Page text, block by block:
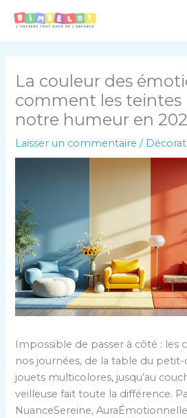
La couleur des
comment les
notre humeur en
Laisser un commentaire /
Impossible de passer à côté : les
nos journées, de la table du petit-
jouets multicolores, jusqu’au
veilleuse fait toute la différence.
NuanceSereine,